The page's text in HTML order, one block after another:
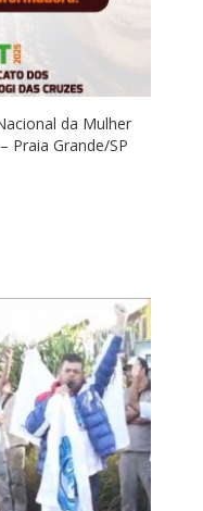
da Mulher
Praia Grande/SP